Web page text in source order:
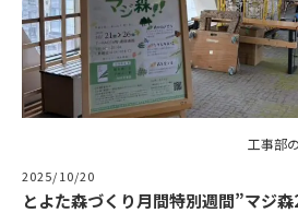
工事部
2025/10/20
とよた森づくり月間特別週間”マジ